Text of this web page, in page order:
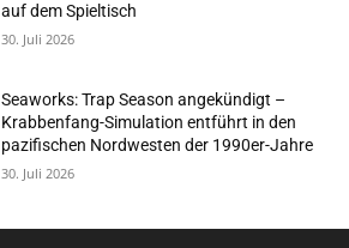
auf dem Spieltisch
30. Juli 2026
Seaworks: Trap Season angekündigt –
Krabbenfang-Simulation entführt in den
pazifischen Nordwesten der 1990er-Jahre
30. Juli 2026